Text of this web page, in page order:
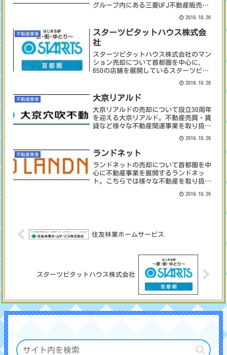
グループ内にある三菱UFJ不動産販売。
模であることから、初めての売却でも安
心してお任せできますね。三菱UFJ不動
産販売は首都圏・...
2019.10.26
不動産業者
スターツピタットハウス株式会
社
スターツピタットハウス株式会社のマン
ション売却について首都圏を中心に、
650の店舗を展開しているスターツピタ
からネットワークも幅広くなっているの
で、その地域の情報収集に長けていま
す。賃貸管理物件を10万件...
2019.10.26
不動産業者 大京リアルド
大京リアルドの売却について設立30周年
を迎える大京リアルド。不動産売買・賃
貸など様々な不動産関連事業を取り扱っ
不動産事業です。北海道から沖縄まで全
国に店舗を置いてあるので、どこの地域
に住んでいても不動産売...
2019.10.26
不動産業者 ランドネット
ランドネットの売却について首都圏を中
心に不動産事業を展開するランドネッ
ト。こちらでは様々な不動産を取り扱っ
非常に豊富にあります。ランドネットに
2019.10.26
住友林業ホームサービス
スターツピタットハウス株式会社